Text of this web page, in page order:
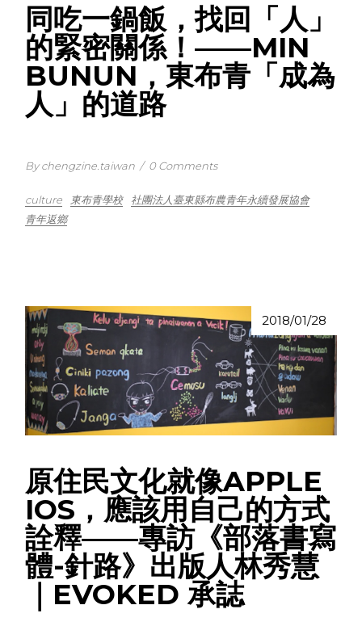
同吃一鍋飯，找回「人」
的緊密關係！——MIN
BUNUN，東布青「成為
人」的道路
By chengzine.taiwan / 0 Comments
culture 東布青學校
社團法人臺東縣布農青年永續發展協會
青年返鄉
2018/01/28
原住民文化就像APPLE
IOS，應該用自己的方式
詮釋——專訪《部落書寫
體-針路》出版人林秀慧
｜EVOKED 承誌